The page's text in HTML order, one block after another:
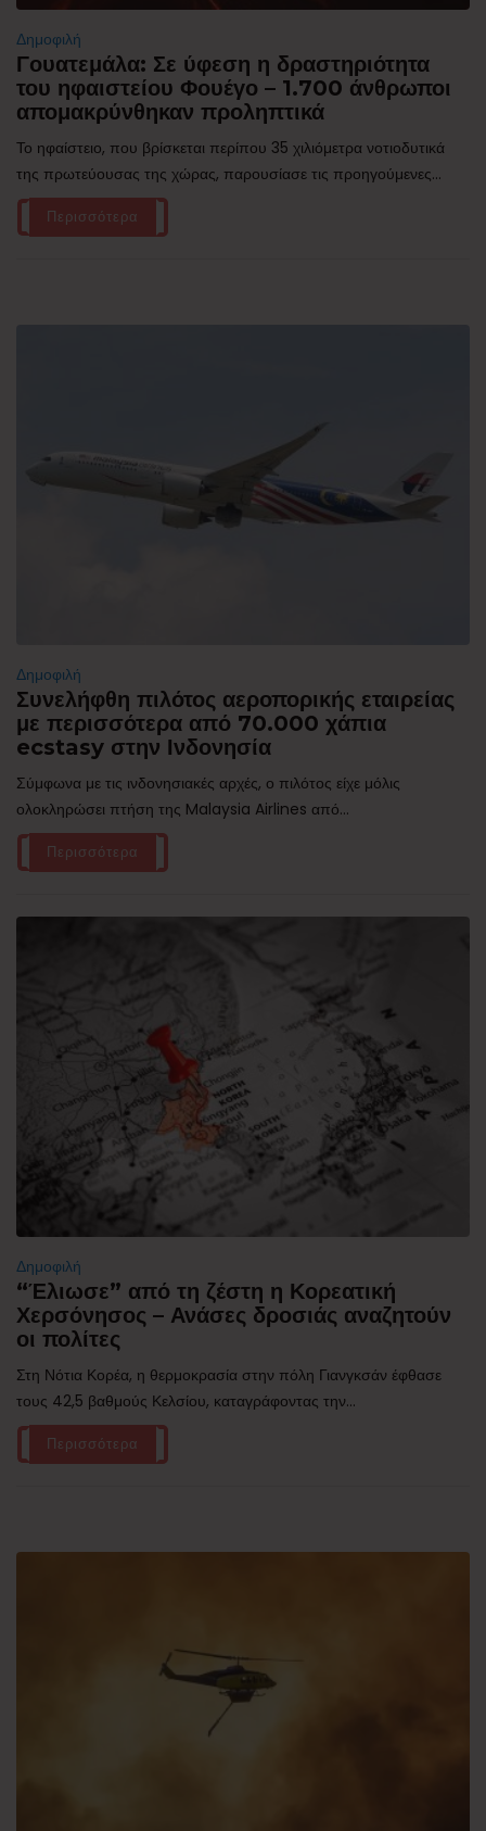
Δημοφιλή
Γουατεμάλα: Σε ύφεση η δραστηριότητα
του ηφαιστείου Φουέγο – 1.700 άνθρωποι
απομακρύνθηκαν προληπτικά
Το ηφαίστειο, που βρίσκεται περίπου 35 χιλιόμετρα νοτιοδυτικά
της πρωτεύουσας της χώρας, παρουσίασε τις προηγούμενες...
Περισσότερα
Δημοφιλή
Συνελήφθη πιλότος αεροπορικής εταιρείας
με περισσότερα από 70.000 χάπια
ecstasy στην Ινδονησία
Σύμφωνα με τις ινδονησιακές αρχές, ο πιλότος είχε μόλις
ολοκληρώσει πτήση της Malaysia Airlines από...
Περισσότερα
Δημοφιλή
“Έλιωσε” από τη ζέστη η Κορεατική
Χερσόνησος – Ανάσες δροσιάς αναζητούν
οι πολίτες
Στη Νότια Κορέα, η θερμοκρασία στην πόλη Γιανγκσάν έφθασε
τους 42,5 βαθμούς Κελσίου, καταγράφοντας την...
Περισσότερα